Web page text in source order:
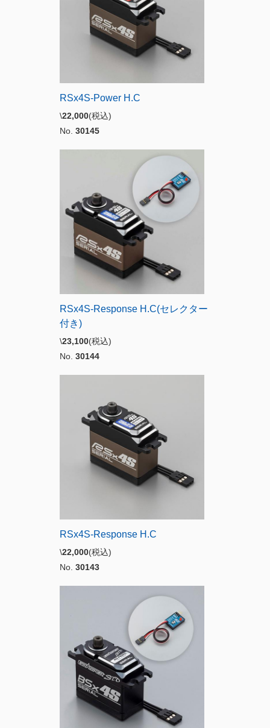
RSx4S-Power H.C
\22,000(税込)
No. 30145
RSx4S-Response H.C(セレクター
付き)
\23,100(税込)
No. 30144
RSx4S-Response H.C
\22,000(税込)
No. 30143